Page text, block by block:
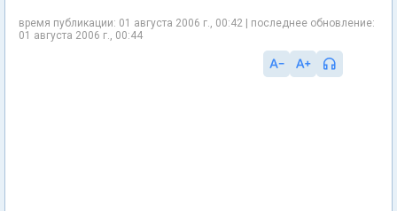
время публикации: 01 августа 2006 г., 00:42 | последнее обновление:
01 августа 2006 г., 00:44